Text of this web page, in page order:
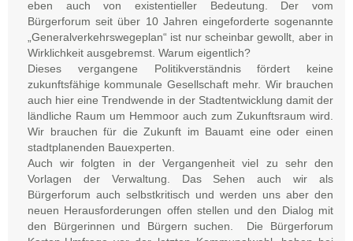
eben auch von existentieller Bedeutung. Der vom
Bürgerforum seit über 10 Jahren eingeforderte sogenannte
„Generalverkehrswegeplan“ ist nur scheinbar gewollt, aber in
Wirklichkeit ausgebremst. Warum eigentlich?
Dieses vergangene Politikverständnis fördert keine
zukunftsfähige kommunale Gesellschaft mehr. Wir brauchen
auch hier eine Trendwende in der Stadtentwicklung damit der
ländliche Raum um Hemmoor auch zum Zukunftsraum wird.
Wir brauchen für die Zukunft im Bauamt eine oder einen
stadtplanenden Bauexperten.
Auch wir folgten in der Vergangenheit viel zu sehr den
Vorlagen der Verwaltung. Das Sehen auch wir als
Bürgerforum auch selbstkritisch und werden uns aber den
neuen Herausforderungen offen stellen und den Dialog mit
den Bürgerinnen und Bürgern suchen. Die Bürgerforum